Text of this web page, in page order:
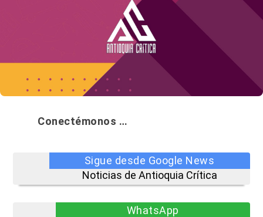
Conectémonos …
Sigue desde Google News
Noticias de Antioquia Crítica
WhatsApp